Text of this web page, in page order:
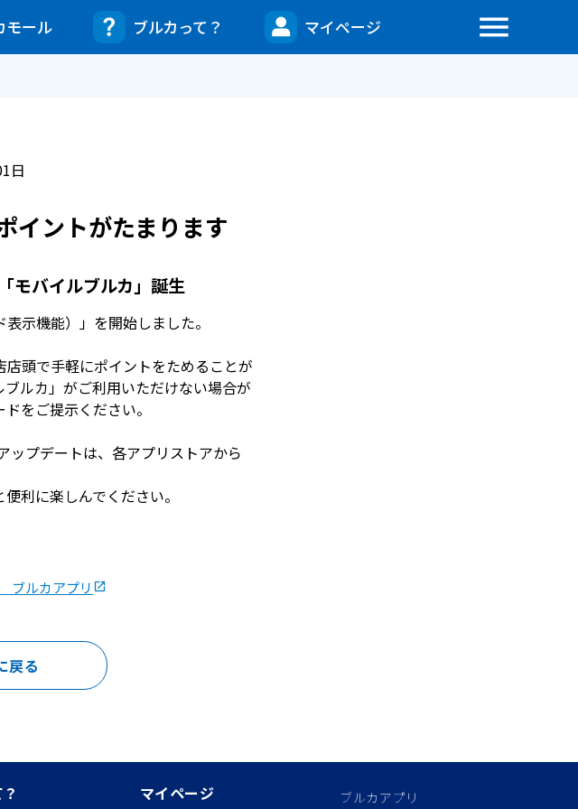
モール ブルカって？ マイページ menu
日
イントがたまります
モバイルブルカ」誕生
示機能）」を開始しました。
頭で手軽にポイントをためることが
ルカ」がご利用いただけない場合が
をご提示ください。
ップデートは、各アプリストアから
利に楽しんでください。
ブルカアプリ launch
戻る
マイページ ブルカアプリ